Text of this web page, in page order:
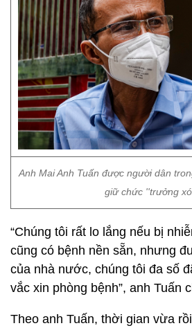
Anh Mai Anh Tuấn được người dân
giữ chức ''trưởng
“Chúng tôi rất lo lắng nếu bị
cũng có bệnh nền sẵn, nhưng
của nhà nước, chúng tôi đa số
vắc xin phòng bệnh”, anh Tuấn
Theo anh Tuấn, thời gian vừa